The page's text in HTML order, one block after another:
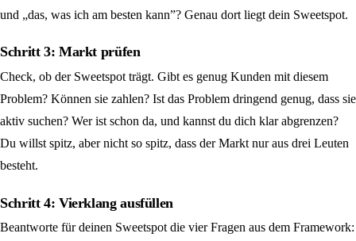
und „das, was ich am besten kann”? Genau dort liegt dein Sweetspot.
Schritt 3: Markt prüfen
Check, ob der Sweetspot trägt. Gibt es genug Kunden mit diesem
Problem? Können sie zahlen? Ist das Problem dringend genug, dass sie
aktiv suchen? Wer ist schon da, und kannst du dich klar abgrenzen?
Du willst spitz, aber nicht so spitz, dass der Markt nur aus drei Leuten
besteht.
Schritt 4: Vierklang ausfüllen
Beantworte für deinen Sweetspot die vier Fragen aus dem Framework: